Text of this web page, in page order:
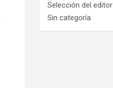
Selección del editor
Sin categoría